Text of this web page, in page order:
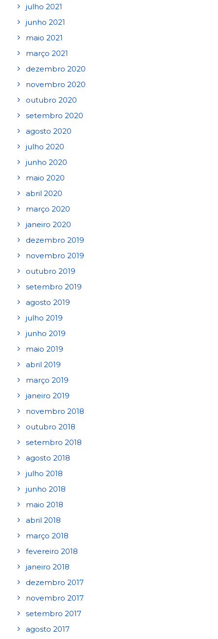
julho 2021
junho 2021
maio 2021
março 2021
dezembro 2020
novembro 2020
outubro 2020
setembro 2020
agosto 2020
julho 2020
junho 2020
maio 2020
abril 2020
março 2020
janeiro 2020
dezembro 2019
novembro 2019
outubro 2019
setembro 2019
agosto 2019
julho 2019
junho 2019
maio 2019
abril 2019
março 2019
janeiro 2019
novembro 2018
outubro 2018
setembro 2018
agosto 2018
julho 2018
junho 2018
maio 2018
abril 2018
março 2018
fevereiro 2018
janeiro 2018
dezembro 2017
novembro 2017
setembro 2017
agosto 2017